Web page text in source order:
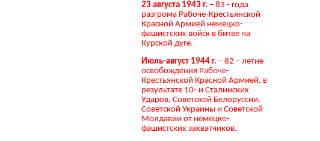
23 августа 1943 г. – 83 - года
разгрома Рабоче-Крестьянской
Красной Армией немецко-
фашистских войск в битве на
Курской дуге.
Июль-август 1944 г. – 82 – летие
освобождения Рабоче-
Крестьянской Красной Армией, в
результате 10- и Сталинских
Ударов, Советской Белоруссии,
Советской Украины и Советской
Молдавии от немецко-
фашистских захватчиков.